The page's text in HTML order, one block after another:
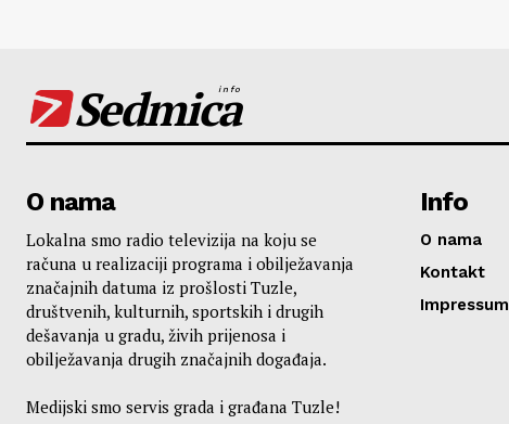
Sedmica
info
O nama
Lokalna smo radio televizija na koju se
računa u realizaciji programa i obilježavanja
značajnih datuma iz prošlosti Tuzle,
društvenih, kulturnih, sportskih i drugih
dešavanja u gradu, živih prijenosa i
obilježavanja drugih značajnih događaja.
Medijski smo servis grada i građana Tuzle!
Info
O nama
Kontakt
Impressum